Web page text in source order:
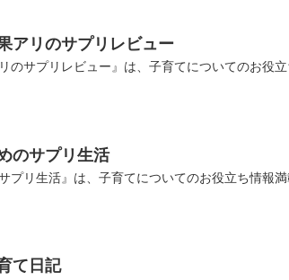
アリのサプリレビュー
のサプリレビュー』は、子育てについてのお役
のサプリ生活
プリ生活』は、子育てについてのお役立ち情報
て日記